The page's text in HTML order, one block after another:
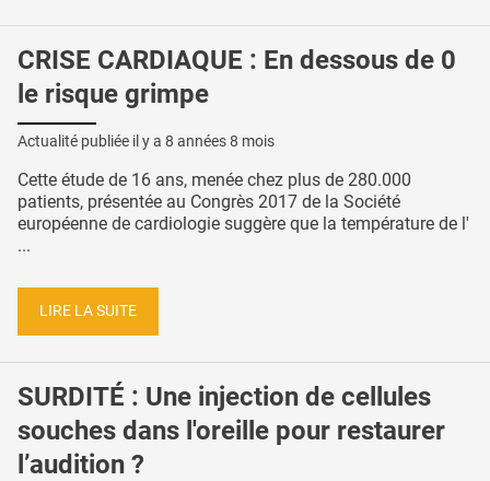
CRISE CARDIAQUE : En dessous de 0
le risque grimpe
Actualité publiée il y a 8 années 8 mois
Cette étude de 16 ans, menée chez plus de 280.000
patients, présentée au Congrès 2017 de la Société
européenne de cardiologie suggère que la température de l'
...
LIRE LA SUITE
SURDITÉ : Une injection de cellules
souches dans l'oreille pour restaurer
l’audition ?